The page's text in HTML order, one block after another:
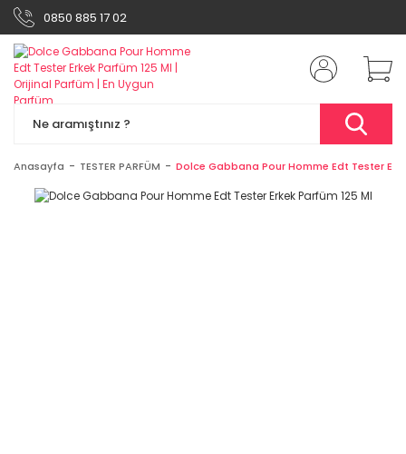
0850 885 17 02
Anasayfa TESTER PARFÜM Dolce Gabbana Pour Homme Edt Tester